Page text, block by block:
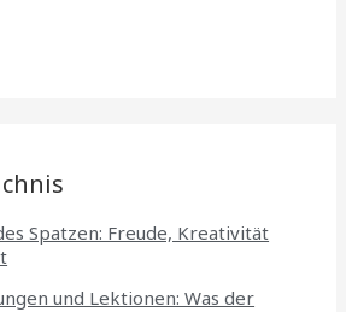
Spatzen: Freude, Kreativität
und Lektionen: Was der